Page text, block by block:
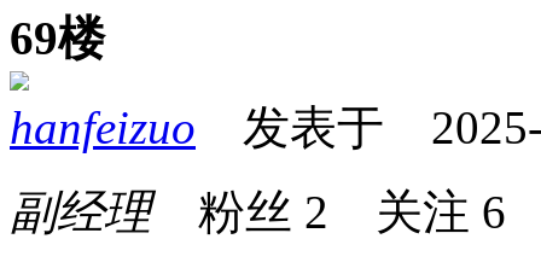
69楼
hanfeizuo 发表于 2025-
副经理粉丝 2 关注 6